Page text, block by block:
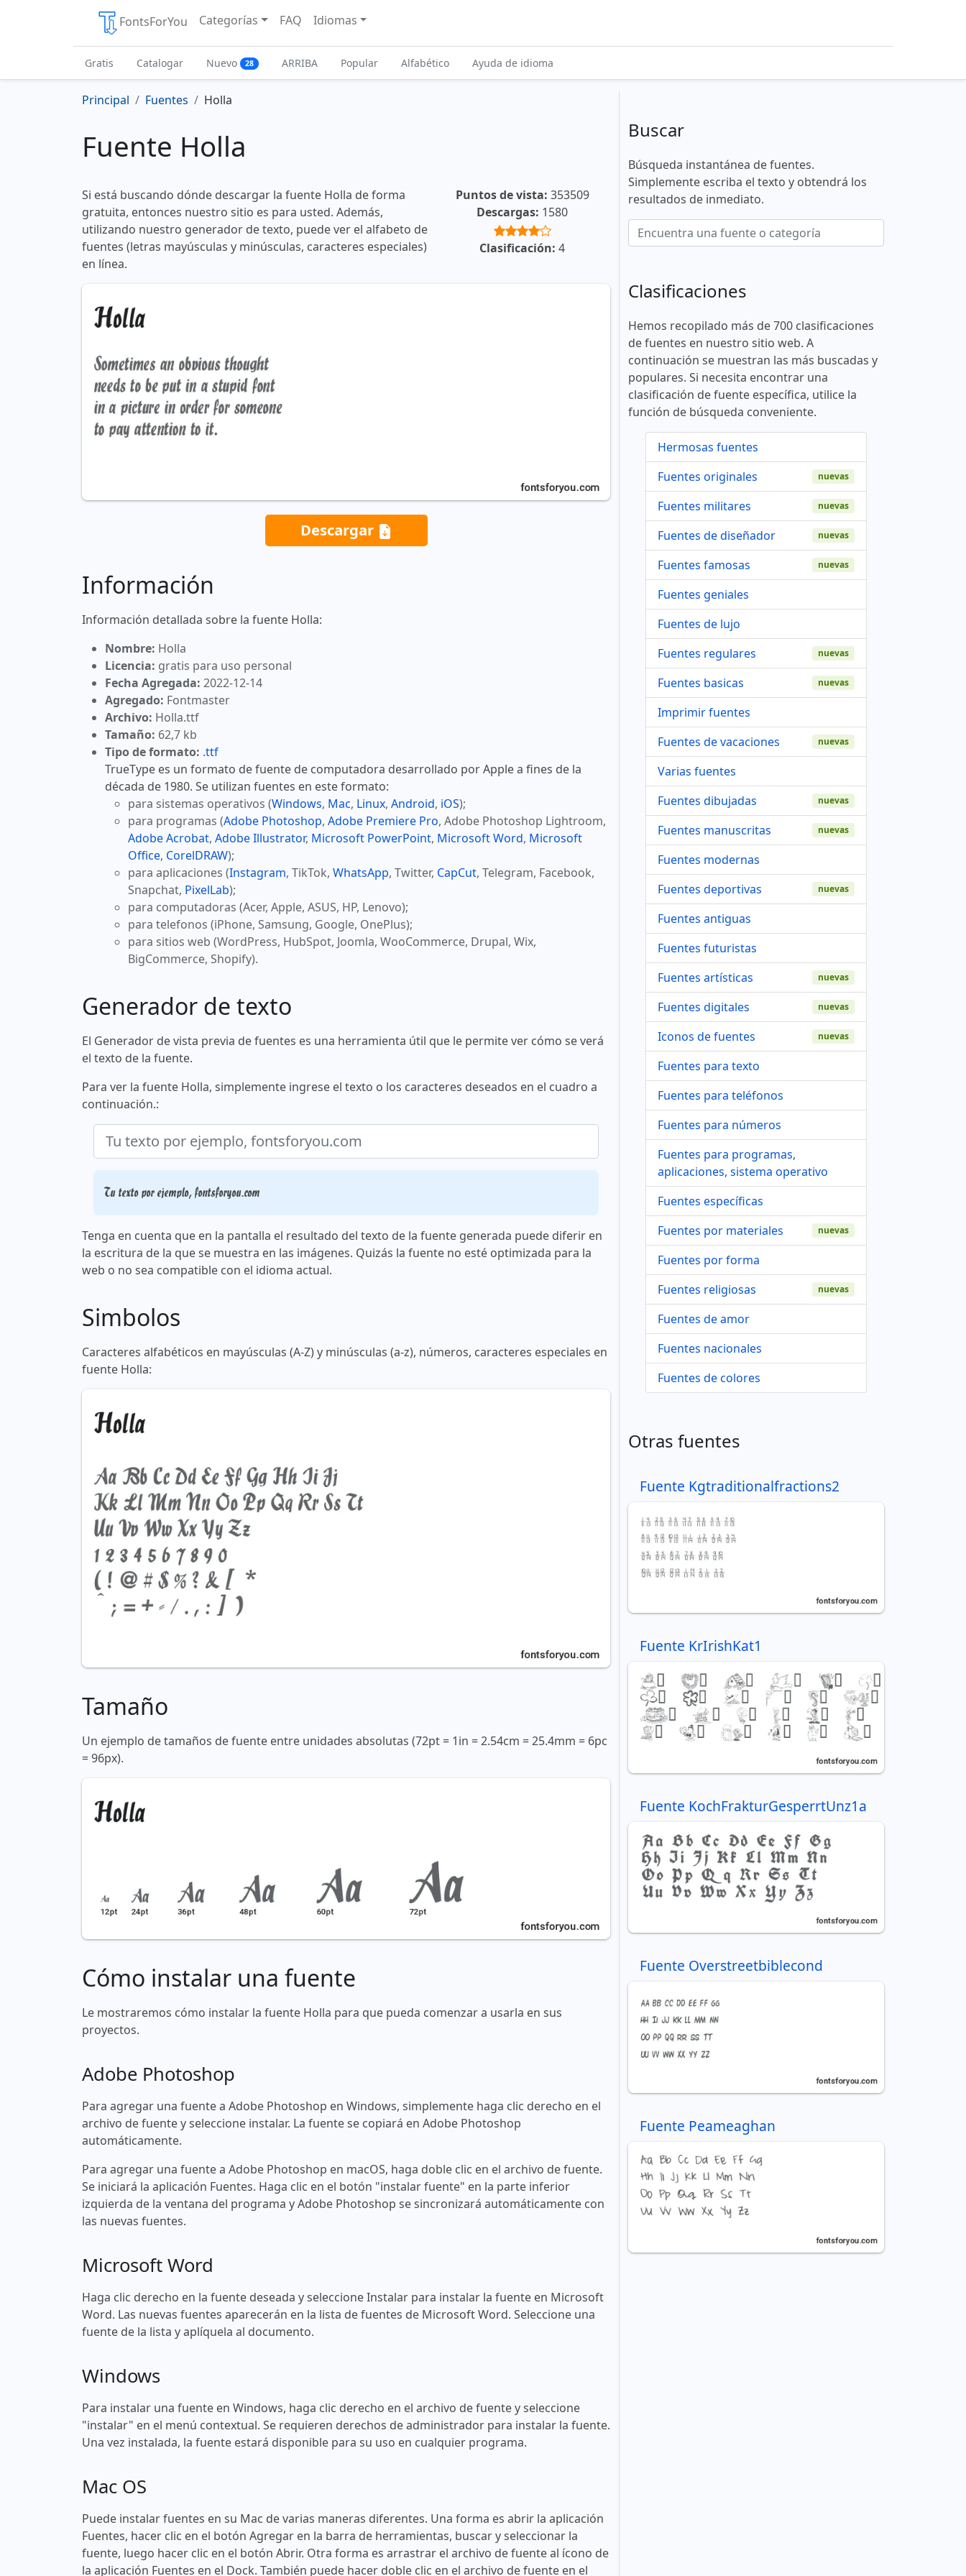
FontsForYou Categorías FAQ Idiomas
Gratis Catalogar Nuevo 28 ARRIBA Popular Alfabético Ayuda de idioma
Principal Fuentes Holla
Fuente Holla
Si está buscando dónde descargar la fuente Holla de forma
gratuita, entonces nuestro sitio es para usted. Además,
utilizando nuestro generador de texto, puede ver el alfabeto de
fuentes (letras mayúsculas y minúsculas, caracteres especiales)
en línea.
Puntos de vista: 353509
Descargas: 1580
Clasificación: 4
Descargar
Información
Información detallada sobre la fuente Holla:
Nombre: Holla
Licencia: gratis para uso personal
Fecha Agregada: 2022-12-14
Agregado: Fontmaster
Archivo: Holla.ttf
Tamaño: 62,7 kb
Tipo de formato: .ttf
TrueType es un formato de fuente de computadora desarrollado por Apple a fines de la
década de 1980. Se utilizan fuentes en este formato:
para sistemas operativos (Windows, Mac, Linux, Android, iOS);
para programas (Adobe Photoshop, Adobe Premiere Pro, Adobe Photoshop Lightroom,
Adobe Acrobat, Adobe Illustrator, Microsoft PowerPoint, Microsoft Word, Microsoft
Office, CorelDRAW);
para aplicaciones (Instagram, TikTok, WhatsApp, Twitter, CapCut, Telegram, Facebook,
Snapchat, PixelLab);
para computadoras (Acer, Apple, ASUS, HP, Lenovo);
para telefonos (iPhone, Samsung, Google, OnePlus);
para sitios web (WordPress, HubSpot, Joomla, WooCommerce, Drupal, Wix,
BigCommerce, Shopify).
Generador de texto
El Generador de vista previa de fuentes es una herramienta útil que le permite ver cómo se verá
el texto de la fuente.
Para ver la fuente Holla, simplemente ingrese el texto o los caracteres deseados en el cuadro a
continuación.:
Tu texto por ejemplo, fontsforyou.com
Tenga en cuenta que en la pantalla el resultado del texto de la fuente generada puede diferir en
la escritura de la que se muestra en las imágenes. Quizás la fuente no esté optimizada para la
web o no sea compatible con el idioma actual.
Simbolos
Caracteres alfabéticos en mayúsculas (A-Z) y minúsculas (a-z), números, caracteres especiales en
fuente Holla:
Tamaño
Un ejemplo de tamaños de fuente entre unidades absolutas (72pt = 1in = 2.54cm = 25.4mm = 6pc
= 96px).
Cómo instalar una fuente
Le mostraremos cómo instalar la fuente Holla para que pueda comenzar a usarla en sus
proyectos.
Adobe Photoshop
Para agregar una fuente a Adobe Photoshop en Windows, simplemente haga clic derecho en el
archivo de fuente y seleccione instalar. La fuente se copiará en Adobe Photoshop
automáticamente.
Para agregar una fuente a Adobe Photoshop en macOS, haga doble clic en el archivo de fuente.
Se iniciará la aplicación Fuentes. Haga clic en el botón "instalar fuente" en la parte inferior
izquierda de la ventana del programa y Adobe Photoshop se sincronizará automáticamente con
las nuevas fuentes.
Microsoft Word
Haga clic derecho en la fuente deseada y seleccione Instalar para instalar la fuente en Microsoft
Word. Las nuevas fuentes aparecerán en la lista de fuentes de Microsoft Word. Seleccione una
fuente de la lista y aplíquela al documento.
Windows
Para instalar una fuente en Windows, haga clic derecho en el archivo de fuente y seleccione
"instalar" en el menú contextual. Se requieren derechos de administrador para instalar la fuente.
Una vez instalada, la fuente estará disponible para su uso en cualquier programa.
Mac OS
Puede instalar fuentes en su Mac de varias maneras diferentes. Una forma es abrir la aplicación
Fuentes, hacer clic en el botón Agregar en la barra de herramientas, buscar y seleccionar la
fuente, luego hacer clic en el botón Abrir. Otra forma es arrastrar el archivo de fuente al ícono de
la aplicación Fuentes en el Dock. También puede hacer doble clic en el archivo de fuente en el
Buscar
Búsqueda instantánea de fuentes.
Simplemente escriba el texto y obtendrá los
resultados de inmediato.
Clasificaciones
Hemos recopilado más de 700 clasificaciones
de fuentes en nuestro sitio web. A
continuación se muestran las más buscadas y
populares. Si necesita encontrar una
clasificación de fuente específica, utilice la
función de búsqueda conveniente.
Hermosas fuentes
Fuentes originales
nuevas
Fuentes militares nuevas
Fuentes de diseñador nuevas
Fuentes famosas nuevas
Fuentes geniales
Fuentes de lujo
Fuentes regulares
nuevas
Fuentes basicas nuevas
Imprimir fuentes
Fuentes de vacaciones
nuevas
Varias fuentes
Fuentes dibujadas
nuevas
Fuentes manuscritas nuevas
Fuentes modernas
Fuentes deportivas
nuevas
Fuentes antiguas
Fuentes futuristas
Fuentes artísticas
nuevas
Fuentes digitales nuevas
Iconos de fuentes nuevas
Fuentes para texto
Fuentes para teléfonos
Fuentes para números
Fuentes para programas,
aplicaciones, sistema operativo
Fuentes específicas
Fuentes por materiales
nuevas
Fuentes por forma
Fuentes religiosas
nuevas
Fuentes de amor
Fuentes nacionales
Fuentes de colores
Otras fuentes
Fuente Kgtraditionalfractions2
Fuente KrIrishKat1
Fuente KochFrakturGesperrtUnz1a
Fuente Overstreetbiblecond
Fuente Peameaghan